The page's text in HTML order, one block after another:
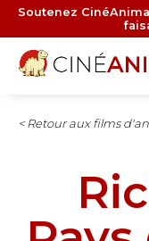
Aller
contenu
principal
Soutenez
< Retour aux films